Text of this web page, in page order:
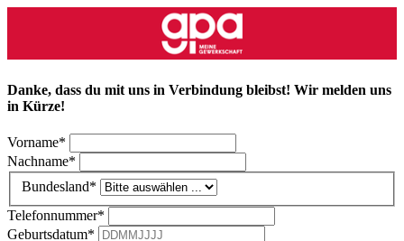
Danke, dass du mit uns in Verbindung bleibst! Wir melden uns
in Kürze!
Vorname*
Nachname*
Bundesland*
Telefonnummer*
Geburtsdatum*